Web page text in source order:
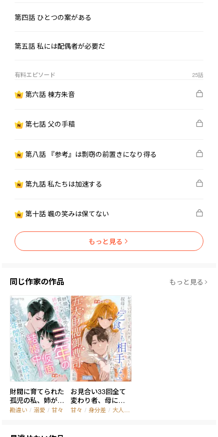
この結婚は、婚約の最初の日から一度も、自分のために設計され
翌日、彼女は指輪と契約書のコピーをティーテーブルに置き、振
そして、すべてはそこから本当に始まった。
台風の夜、見知らぬ人のアパート、停電、一杯の熱い水。
彼は「なぜ？」とは尋ねず、ただキャンドルを彼女の方に押しや
り、「今夜はお酒にする？それともお湯？」と言った。
そのとき彼女は突然気づいた。
第四話 ひとつの案がある
第五話 私には配偶者が必要だ
有料エピソード 25話
第六話 棟方朱音
第七話 父の手稿
第八話 『参考』は剽窃の前置きになり得る
第九話 私たちは加速する
第十話 颯の笑みは保てない
もっと見る
同じ作家の作品 もっと見る
財閥に育てられた
孤児の私、姉が好
きな男と三年の仮
勘違い / 溺愛 / 甘々
お見合い33回全て
変わり者、母に『2
6歳でおばさん』、
甘々 / 身分差 / 大人の恋